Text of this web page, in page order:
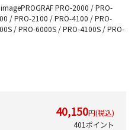
PRO-2000 / PRO-
/ PRO-2100 / PRO-4100 / PRO-
/ PRO-6000S / PRO-4100S / PRO-
40,150円(税込)
401ポイント